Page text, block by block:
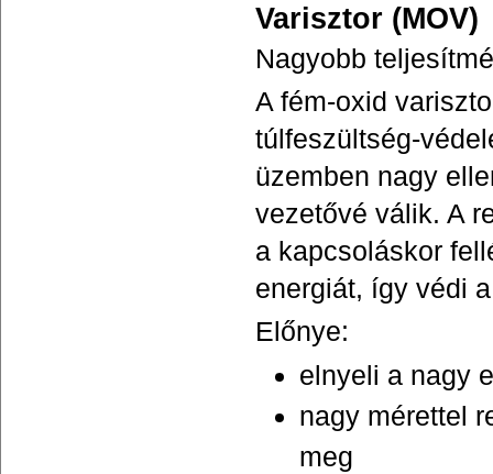
Varisztor (MOV)
Nagyobb
A fém-oxid
túlfeszültség-
üzemben nagy
vezetővé válik. A
a kapcsoláskor
energiát, így védi
Előnye:
elnyeli a nagy
nagy mérettel
meg